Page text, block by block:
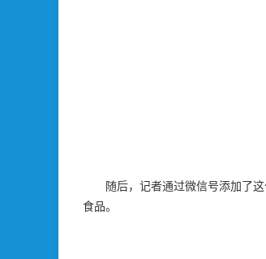
随后，记者通过微信号添加了
食品。